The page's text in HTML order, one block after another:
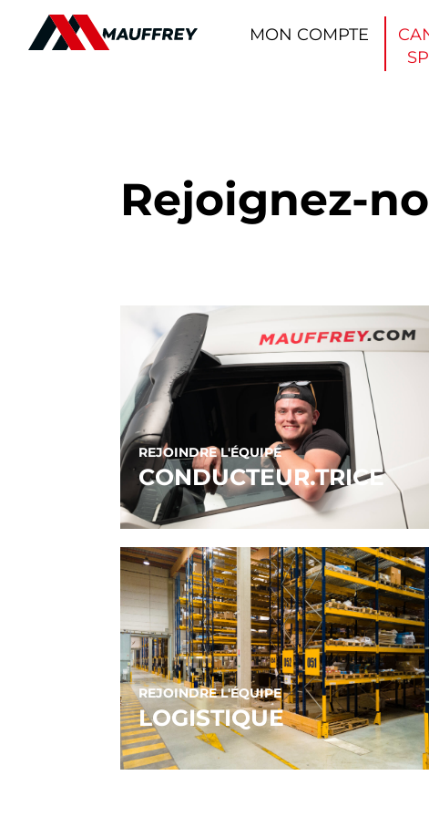
MON COMPTE
Rejoignez-
REJOINDRE L'ÉQUIPE
CONDUCTEUR.TRICE
REJOINDRE L'ÉQUIPE
LOGISTIQUE